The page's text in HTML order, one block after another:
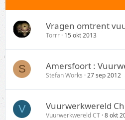
Vragen omtrent
Torrr 15 okt 2013
S Amersfoort :
Stefan Works 27 sep 2012
V Vuurwerkwereld
Vuurwerkwereld CT 8 okt